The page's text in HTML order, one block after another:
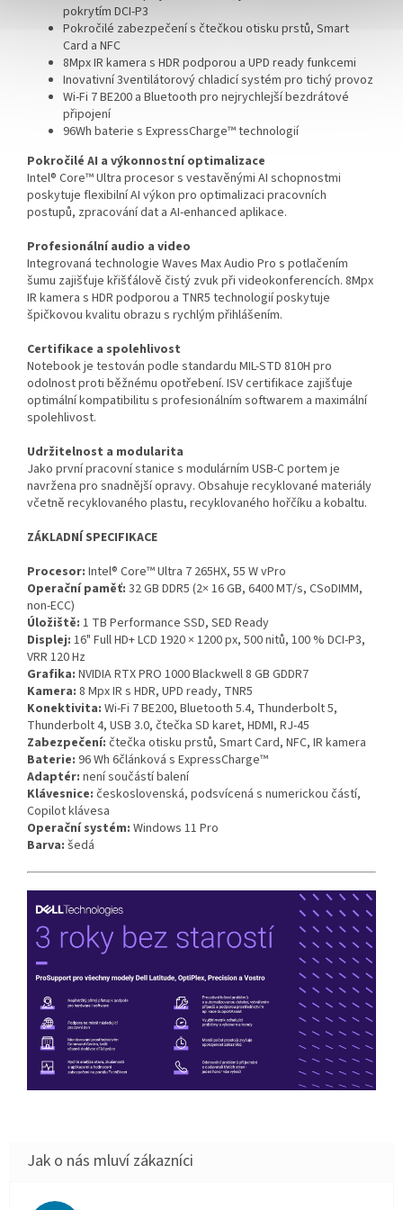
pokrytím DCI-P3
Pokročilé zabezpečení s čtečkou otisku prstů, Smart
Card a NFC
8Mpx IR kamera s HDR podporou a UPD ready funkcemi
Inovativní 3ventilátorový chladicí systém pro tichý provoz
Wi-Fi 7 BE200 a Bluetooth pro nejrychlejší bezdrátové
připojení
96Wh baterie s ExpressCharge™ technologií
Pokročilé AI a výkonnostní optimalizace
Intel® Core™ Ultra procesor s vestavěnými AI schopnostmi
poskytuje flexibilní AI výkon pro optimalizaci pracovních
postupů, zpracování dat a AI-enhanced aplikace.
Profesionální audio a video
Integrovaná technologie Waves Max Audio Pro s potlačením
šumu zajišťuje křišťálově čistý zvuk při videokonferencích. 8Mpx
IR kamera s HDR podporou a TNR5 technologií poskytuje
špičkovou kvalitu obrazu s rychlým přihlášením.
Certifikace a spolehlivost
Notebook je testován podle standardu MIL-STD 810H pro
odolnost proti běžnému opotřebení. ISV certifikace zajišťuje
optimální kompatibilitu s profesionálním softwarem a maximální
spolehlivost.
Udržitelnost a modularita
Jako první pracovní stanice s modulárním USB-C portem je
navržena pro snadnější opravy. Obsahuje recyklované materiály
včetně recyklovaného plastu, recyklovaného hořčíku a kobaltu.
ZÁKLADNÍ SPECIFIKACE
Procesor: Intel® Core™ Ultra 7 265HX, 55 W vPro
Operační paměť: 32 GB DDR5 (2× 16 GB, 6400 MT/s, CSoDIMM,
non-ECC)
Úložiště: 1 TB Performance SSD, SED Ready
Displej: 16" Full HD+ LCD 1920 × 1200 px, 500 nitů, 100 % DCI-P3,
VRR 120 Hz
Grafika: NVIDIA RTX PRO 1000 Blackwell 8 GB GDDR7
Kamera: 8 Mpx IR s HDR, UPD ready, TNR5
Konektivita: Wi-Fi 7 BE200, Bluetooth 5.4, Thunderbolt 5,
Thunderbolt 4, USB 3.0, čtečka SD karet, HDMI, RJ-45
Zabezpečení: čtečka otisku prstů, Smart Card, NFC, IR kamera
Baterie: 96 Wh 6článková s ExpressCharge™
Adaptér: není součástí balení
Klávesnice: československá, podsvícená s numerickou částí,
Copilot klávesa
Operační systém: Windows 11 Pro
Barva: šedá